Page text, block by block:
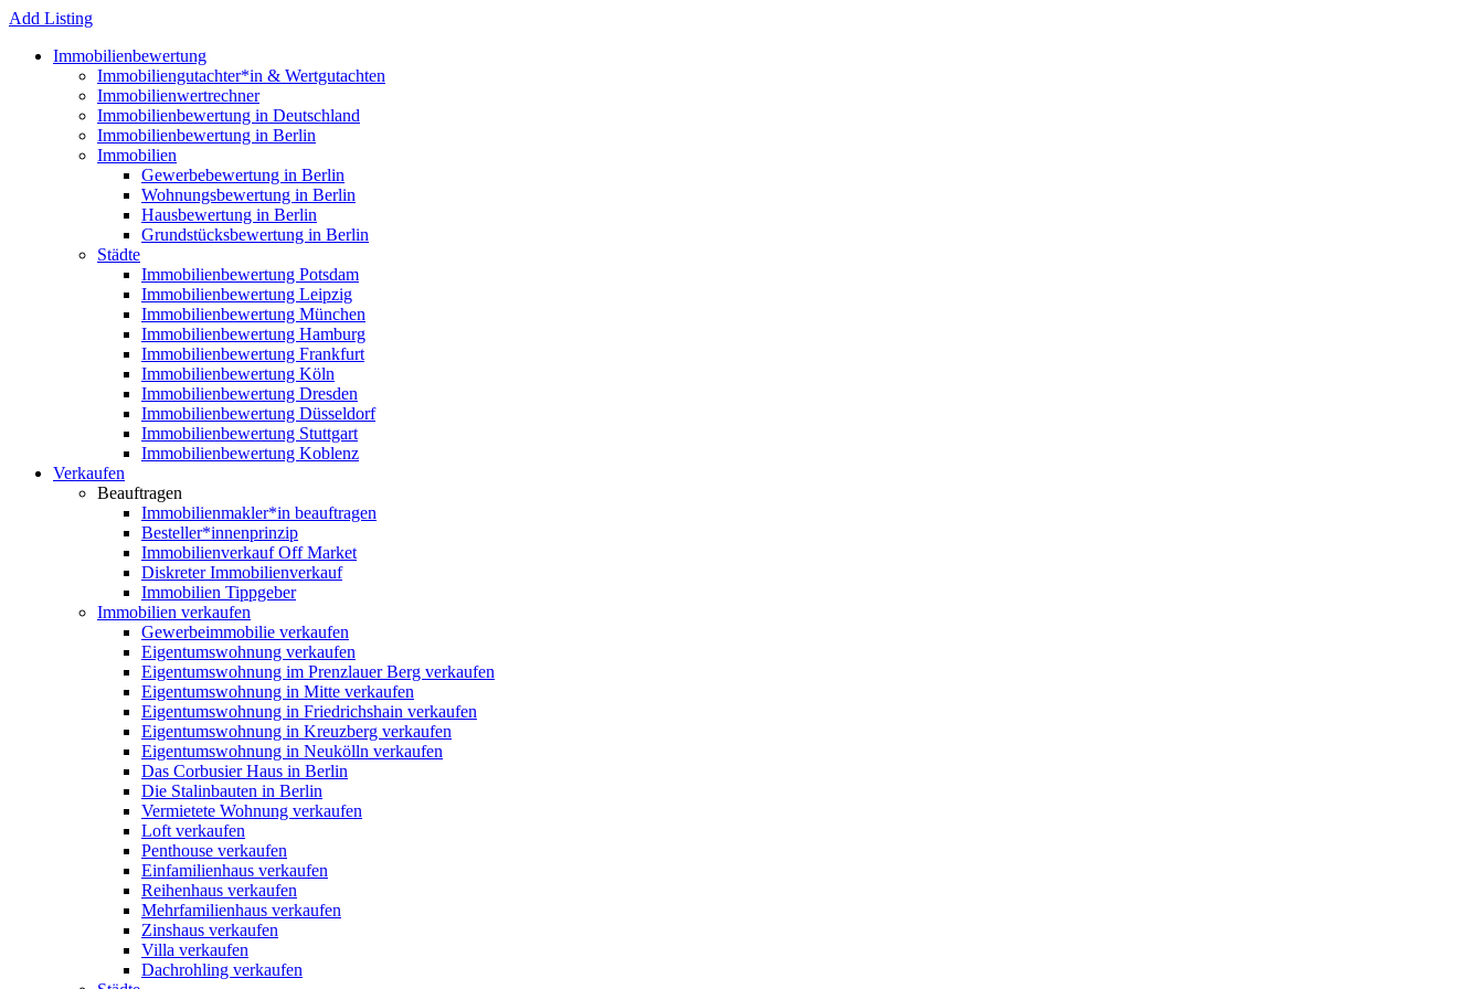
Add Listing
Immobilienbewertung
Immobiliengutachter*in & Wertgutachten
Immobilienwertrechner
Immobilienbewertung in Deutschland
Immobilienbewertung in Berlin
Immobilien
Gewerbebewertung in Berlin
Wohnungsbewertung in Berlin
Hausbewertung in Berlin
Grundstücksbewertung in Berlin
Städte
Immobilienbewertung Potsdam
Immobilienbewertung Leipzig
Immobilienbewertung München
Immobilienbewertung Hamburg
Immobilienbewertung Frankfurt
Immobilienbewertung Köln
Immobilienbewertung Dresden
Immobilienbewertung Düsseldorf
Immobilienbewertung Stuttgart
Immobilienbewertung Koblenz
Verkaufen
Beauftragen
Immobilienmakler*in beauftragen
Besteller*innenprinzip
Immobilienverkauf Off Market
Diskreter Immobilienverkauf
Immobilien Tippgeber
Immobilien verkaufen
Gewerbeimmobilie verkaufen
Eigentumswohnung verkaufen
Eigentumswohnung im Prenzlauer Berg verkaufen
Eigentumswohnung in Mitte verkaufen
Eigentumswohnung in Friedrichshain verkaufen
Eigentumswohnung in Kreuzberg verkaufen
Eigentumswohnung in Neukölln verkaufen
Das Corbusier Haus in Berlin
Die Stalinbauten in Berlin
Vermietete Wohnung verkaufen
Loft verkaufen
Penthouse verkaufen
Einfamilienhaus verkaufen
Reihenhaus verkaufen
Mehrfamilienhaus verkaufen
Zinshaus verkaufen
Villa verkaufen
Dachrohling verkaufen